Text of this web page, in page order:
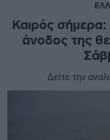
Καιρός
άνοδος της
Δείτε την